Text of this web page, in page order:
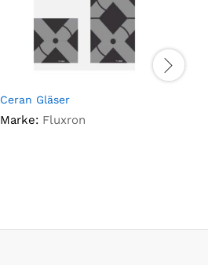
Ceran Gläser
Marke: Fluxron